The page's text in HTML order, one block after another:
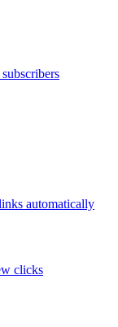
automatically
clicks